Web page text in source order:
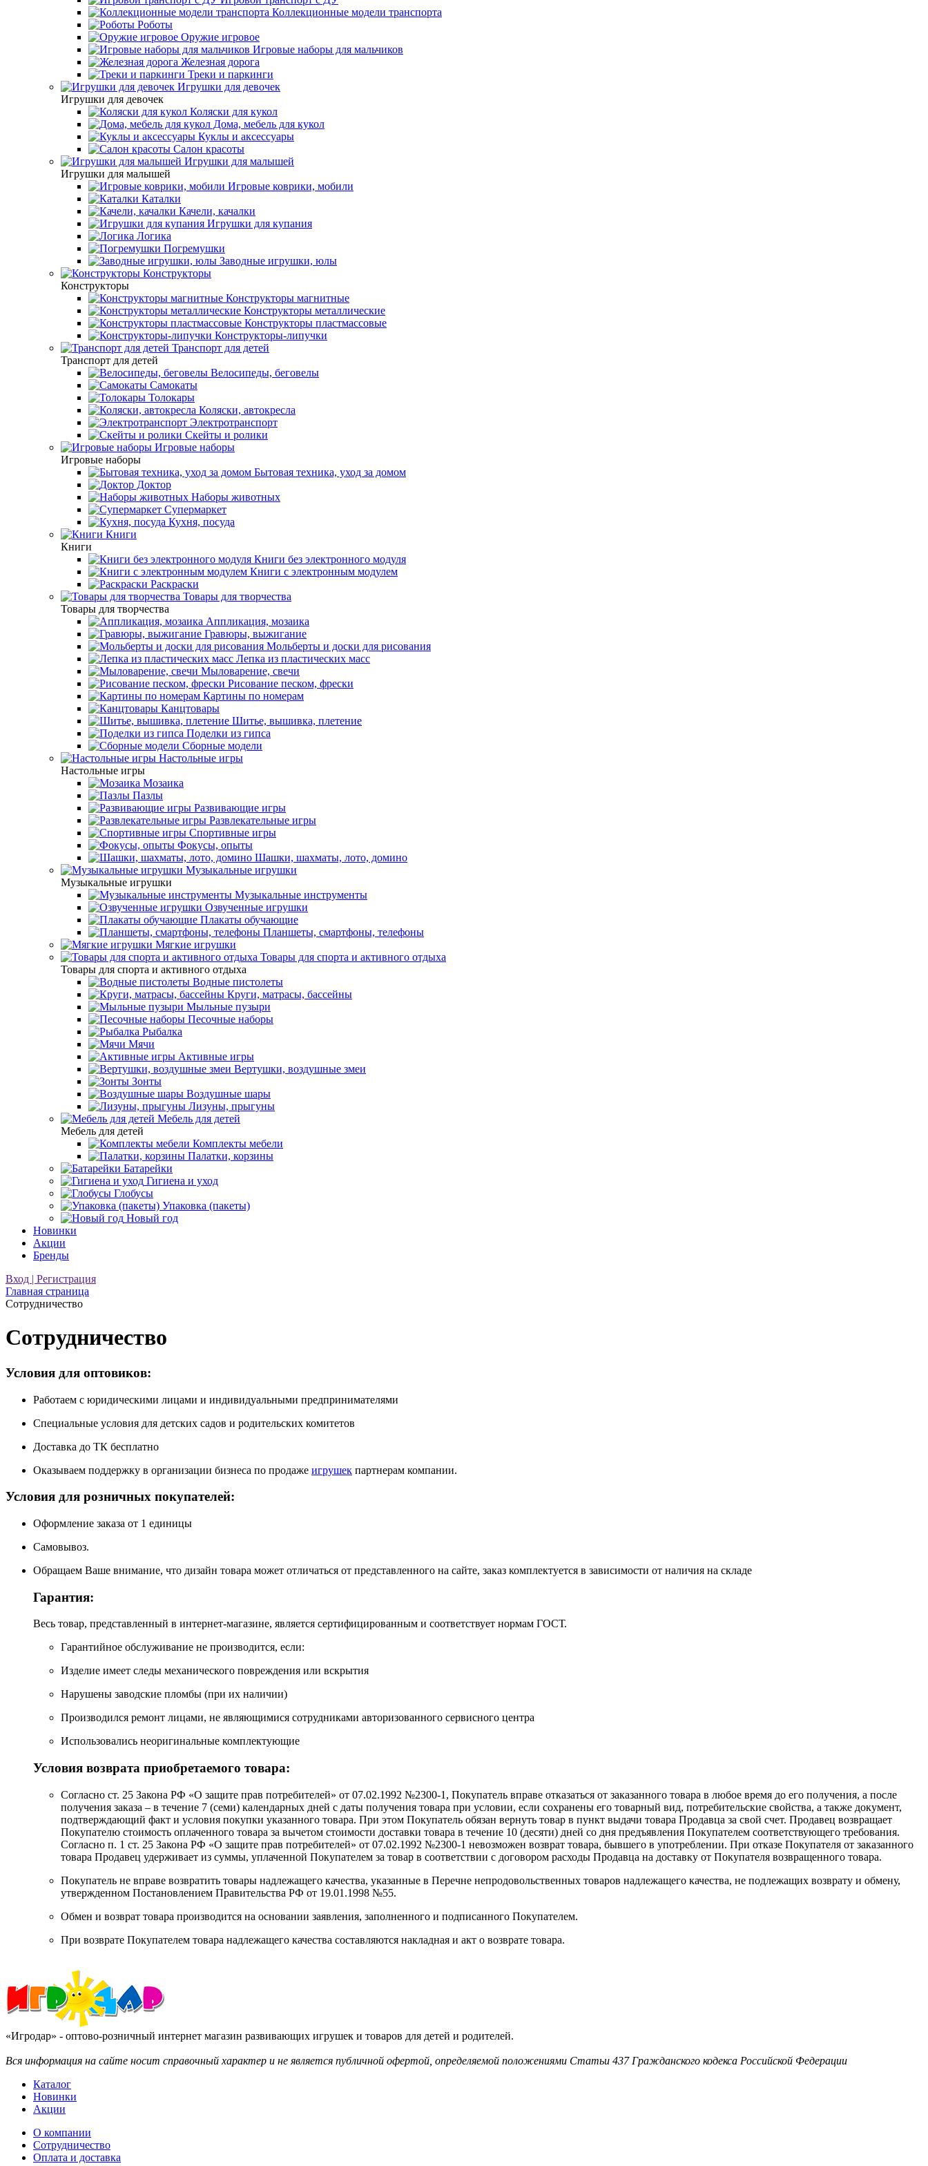
Коллекционные модели транспорта
Роботы
Оружие игровое
Игровые наборы для мальчиков
Железная дорога
Треки и паркинги
Игрушки для девочек
Игрушки для девочек
Коляски для кукол
Дома, мебель для кукол
Куклы и аксессуары
Салон красоты
Игрушки для малышей
Игрушки для малышей
Игровые коврики, мобили
Каталки
Качели, качалки
Игрушки для купания
Логика
Погремушки
Заводные игрушки, юлы
Конструкторы
Конструкторы
Конструкторы магнитные
Конструкторы металлические
Конструкторы пластмассовые
Конструкторы-липучки
Транспорт для детей
Транспорт для детей
Велосипеды, беговелы
Самокаты
Толокары
Коляски, автокресла
Электротранспорт
Скейты и ролики
Игровые наборы
Игровые наборы
Бытовая техника, уход за домом
Доктор
Наборы животных
Супермаркет
Кухня, посуда
Книги
Книги
Книги без электронного модуля
Книги с электронным модулем
Раскраски
Товары для творчества
Товары для творчества
Аппликация, мозаика
Гравюры, выжигание
Мольберты и доски для рисования
Лепка из пластических масс
Мыловарение, свечи
Рисование песком, фрески
Картины по номерам
Канцтовары
Шитье, вышивка, плетение
Поделки из гипса
Сборные модели
Настольные игры
Настольные игры
Мозаика
Пазлы
Развивающие игры
Развлекательные игры
Спортивные игры
Фокусы, опыты
Шашки, шахматы, лото, домино
Музыкальные игрушки
Музыкальные игрушки
Музыкальные инструменты
Озвученные игрушки
Плакаты обучающие
Планшеты, смартфоны, телефоны
Мягкие игрушки
Товары для спорта и активного отдыха
Товары для спорта и активного отдыха
Водные пистолеты
Круги, матрасы, бассейны
Мыльные пузыри
Песочные наборы
Рыбалка
Мячи
Активные игры
Вертушки, воздушные змеи
Зонты
Воздушные шары
Лизуны, прыгуны
Мебель для детей
Мебель для детей
Комплекты мебели
Палатки, корзины
Батарейки
Гигиена и уход
Глобусы
Упаковка (пакеты)
Новый год
Новинки
Акции
Бренды
Вход | Регистрация
Главная страница
Сотрудничество
Сотрудничество
Условия для оптовиков:
Работаем с юридическими лицами и индивидуальными предпринимателями
Специальные условия для детских садов и родительских комитетов
Доставка до ТК бесплатно
Оказываем поддержку в организации бизнеса по продаже игрушек партнерам компании.
Условия для розничных покупателей:
Оформление заказа от 1 единицы
Самовывоз.
Обращаем Ваше внимание, что дизайн товара может отличаться от представленного на сайте, заказ комплектуется в зависимости от наличия на складе
Гарантия:
Весь товар, представленный в интернет-магазине, является сертифицированным и соответствует нормам ГОСТ.
Гарантийное обслуживание не производится, если:
Изделие имеет следы механического повреждения или вскрытия
Нарушены заводские пломбы (при их наличии)
Производился ремонт лицами, не являющимися сотрудниками авторизованного сервисного центра
Использовались неоригинальные комплектующие
Условия возврата приобретаемого товара:
Согласно ст. 25 Закона РФ «О защите прав потребителей» от 07.02.1992 №2300-1, Покупатель вправе отказаться от заказанного товара в любое время до его получения, а после
получения заказа – в течение 7 (семи) календарных дней с даты получения товара при условии, если сохранены его товарный вид, потребительские свойства, а также документ,
подтверждающий факт и условия покупки указанного товара. При этом Покупатель обязан вернуть товар в пункт выдачи товара Продавца за свой счет. Продавец возвращает
Покупателю стоимость оплаченного товара за вычетом стоимости доставки товара в течение 10 (десяти) дней со дня предъявления Покупателем соответствующего требования.
Согласно п. 1 ст. 25 Закона РФ «О защите прав потребителей» от 07.02.1992 №2300-1 невозможен возврат товара, бывшего в употреблении. При отказе Покупателя от заказанного
товара Продавец удерживает из суммы, уплаченной Покупателем за товар в соответствии с договором расходы Продавца на доставку от Покупателя возвращенного товара.
Покупатель не вправе возвратить товары надлежащего качества, указанные в Перечне непродовольственных товаров надлежащего качества, не подлежащих возврату и обмену,
утвержденном Постановлением Правительства РФ от 19.01.1998 №55.
Обмен и возврат товара производится на основании заявления, заполненного и подписанного Покупателем.
При возврате Покупателем товара надлежащего качества составляются накладная и акт о возврате товара.
«Игродар» - оптово-розничный интернет магазин развивающих игрушек и товаров для детей и родителей.
Вся информация на сайте носит справочный характер и не является публичной офертой, определяемой положениями Статьи 437 Гражданского кодекса Российской Федерации
Каталог
Новинки
Акции
О компании
Сотрудничество
Оплата и доставка